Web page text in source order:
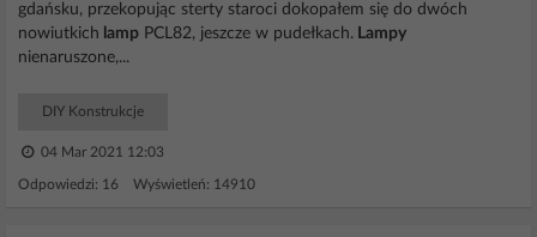
gdańsku, przekopując sterty staroci dokopałem się do dwóch
nowiutkich lamp PCL82, jeszcze w pudełkach. Lampy
nienaruszone,...
DIY Konstrukcje
04 Mar 2021 12:03
Odpowiedzi: 16 Wyświetleń: 14910